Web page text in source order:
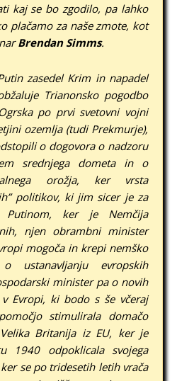
kaj se bo zgodilo, pa lahko
plačamo za naše zmote, kot
Brendan Simms.
zasedel Krim in napadel
Trianonsko pogodbo
po prvi svetovni vojni
ozemlja (tudi Prekmurje),
o dogovora o nadzoru
srednjega dometa in o
orožja, ker vrsta
politikov, ki jim sicer je za
Putinom, ker je Nemčija
njen obrambni minister
mogoča in krepi nemško
ustanavljanju evropskih
minister pa o novih
Evropi, ki bodo s še včeraj
stimulirala domačo
Britanija iz EU, ker je
1940 odpoklicala svojega
se po tridesetih letih vrača